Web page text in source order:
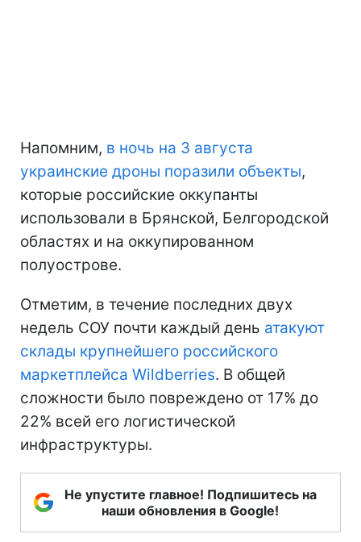
Напомним, в ночь на 3 августа
украинские дроны поразили объекты,
которые российские оккупанты
использовали в Брянской, Белгородской
областях и на оккупированном
полуострове.
Отметим, в течение последних двух
недель СОУ почти каждый день атакуют
склады крупнейшего российского
маркетплейса Wildberries. В общей
сложности было повреждено от 17% до
22% всей его логистической
инфраструктуры.
Не упустите главное! Подпишитесь на
наши обновления в Google!